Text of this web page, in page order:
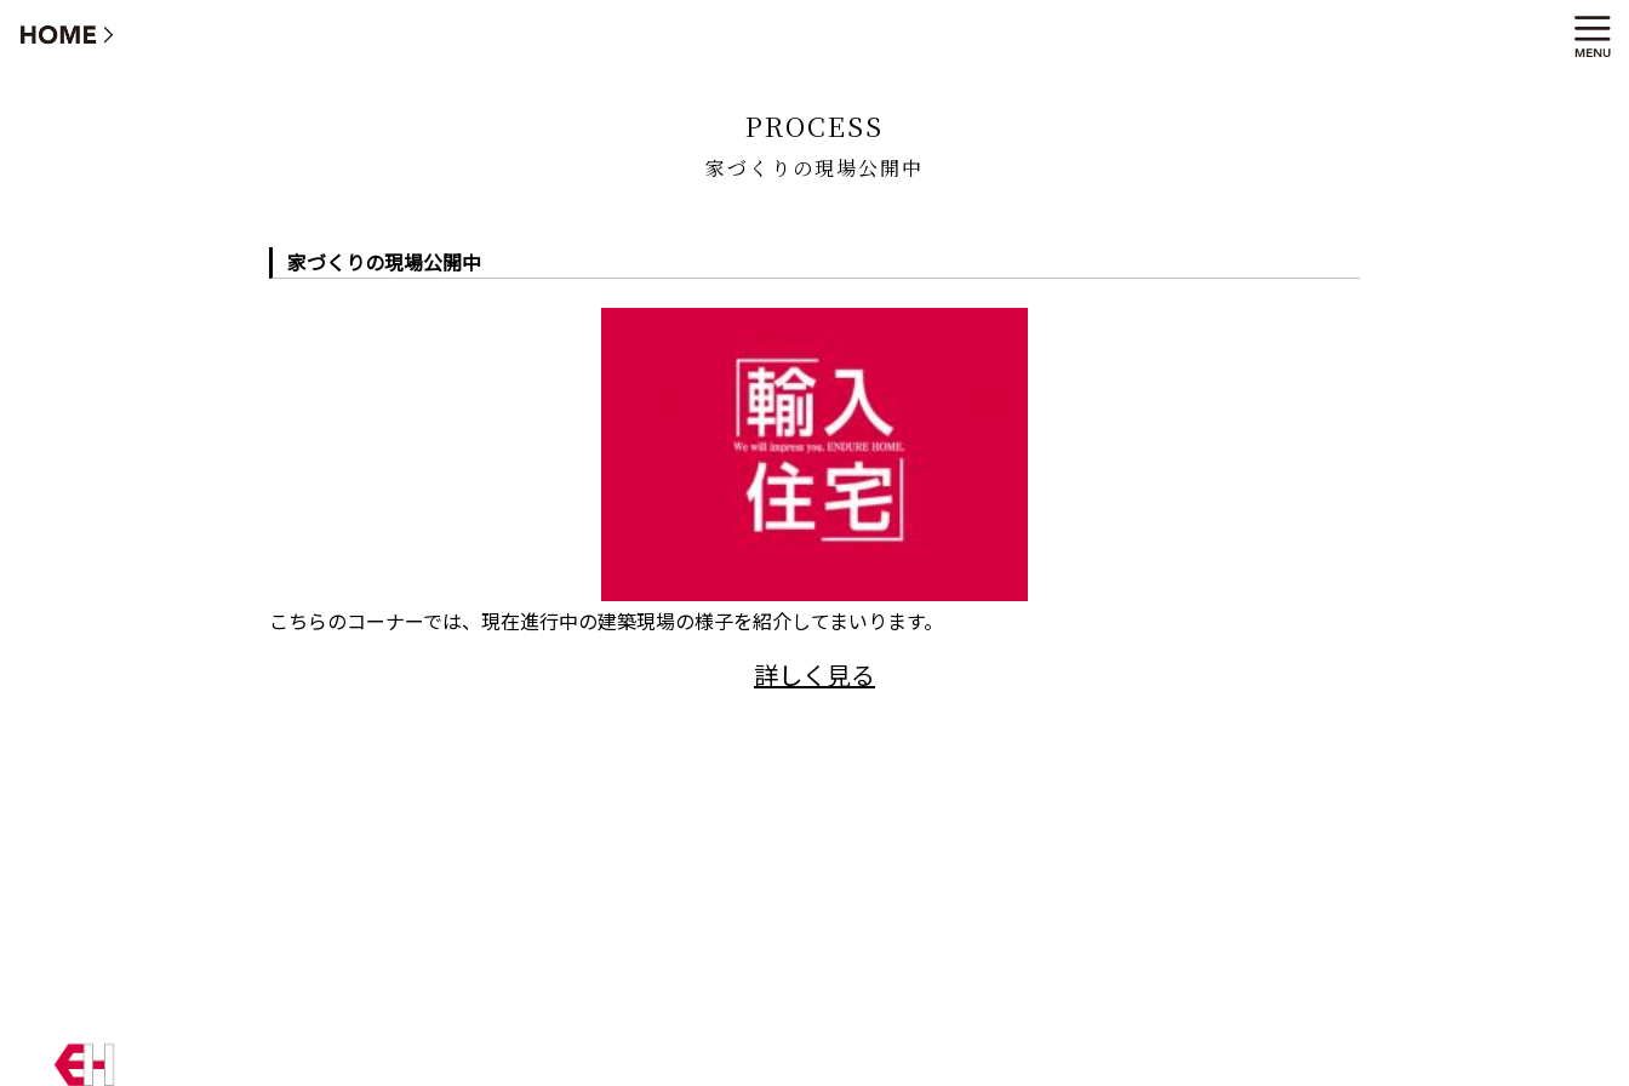
家づくりの現場公開中
PROCESS
家づくりの現場公開中
家づくりの現場公開中
こちらのコーナーでは、現在進行中の建築現場の様子を紹介してまいります。